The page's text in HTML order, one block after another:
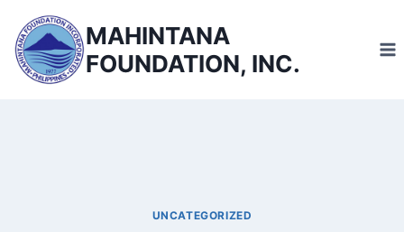
content
MAHINTANA
FOUNDATION, INC.
UNCATEGORIZED